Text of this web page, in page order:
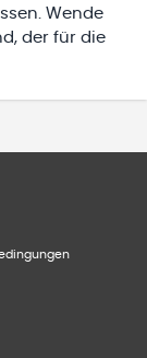
Wende
der für die